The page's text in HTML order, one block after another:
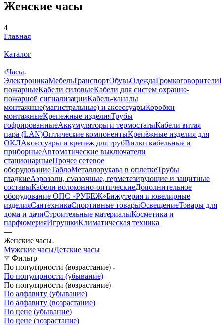
Женские часы
4
Главная
—
Каталог
—
Часы
ЭлектроникаМебельТранспортОбувьОдеждаГромкоговорители
пожарныеКабели силовыеКабели для систем охранно-
пожарной сигнализацииКабель-каналы
монтажные(магистральные) и аксессуарыКоробки
монтажныеКрепежные изделияТрубы
гофрированныеАккумуляторы и термостатыКабели витая
пара (LAN)Оптические компонентыКрепёжные изделия для
ОКЛАксессуары и крепеж для трубВилки кабельные и
приборныеАвтоматические выключатели
стационарныеПрочее сетевое
оборудованиеТаблоМеталлорукава в оплеткеТрубы
гладкиеАэрозоли, смазочные, герметезирующие и защитные
составыКабели волоконно-оптическиеДополнительное
оборудование ОПС «РУБЕЖ»Бижутерия и ювелирные
изделияСантехникаСпортивные товарыОсвещениеТовары для
дома и дачиСтроительные материалыКосметика и
парфюмерияИгрушкиКлиматическая техника
—
Женские часы
Мужские часыДетские часы
Фильтр
По популярности (возрастание)
По популярности (убывание)
По популярности (возрастание)
По алфавиту (убывание)
По алфавиту (возрастание)
По цене (убывание)
По цене (возрастание)